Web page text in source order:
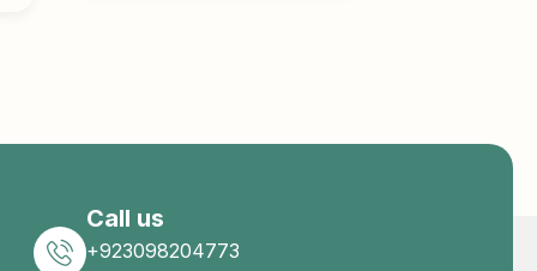
Call us
+923098204773